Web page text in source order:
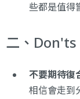
些都是值得
二、Don'ts
不要期待復
相信會走到